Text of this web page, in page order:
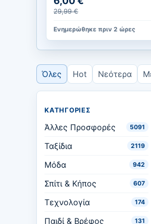
29,99 €
Ενημερώθηκε πριν 2 ώρες
Όλες Hot Νεότερα
ΚΑΤΗΓΟΡΊΕΣ
Άλλες Προσφορές 5091
Ταξίδια 2119
Μόδα 942
Σπίτι & Κήπος 607
Τεχνολογία 174
Παιδί & Βρέφος 131